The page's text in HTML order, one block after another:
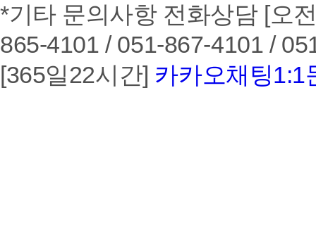
*기타 문의사항 전화상담 [오
865-4101 / 051-867-4101 /
[365일22시간] 카카오채팅1:1